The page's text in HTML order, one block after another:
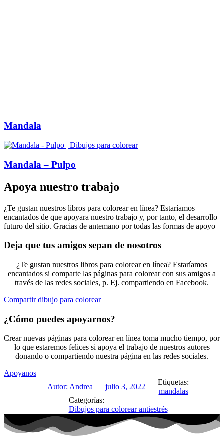
Mandala
Mandala – Pulpo
Apoya nuestro trabajo
¿Te gustan nuestros libros para colorear en línea? Estaríamos
encantados de que apoyara nuestro trabajo y, por tanto, el desarrollo
futuro del sitio. Gracias de antemano por todas las formas de apoyo
Deja que tus amigos sepan de nosotros
¿Te gustan nuestros libros para colorear en línea? Estaríamos
encantados si comparte las páginas para colorear con sus amigos a
través de las redes sociales, p. Ej. compartiendo en Facebook.
Compartir dibujo para colorear
¿Cómo puedes apoyarnos?
Crear nuevas páginas para colorear en línea toma mucho tiempo, por
lo que estaremos felices si apoya el trabajo de nuestros autores
donando o compartiendo nuestra página en las redes sociales.
Apoyanos
Autor: Andrea julio 3, 2022
Etiquetas:
mandalas
Categorías:
Dibujos para colorear antiestrés